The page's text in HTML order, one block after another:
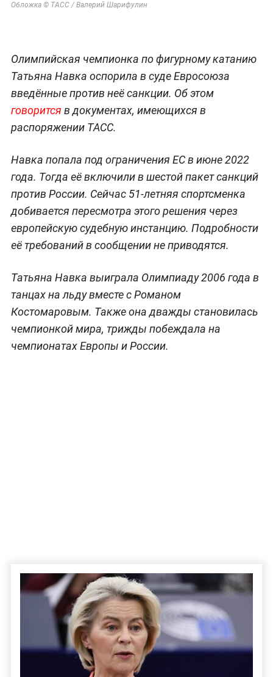
Обложка © ТАСС / Валерий Шарифулин
Олимпийская чемпионка по фигурному катанию
Татьяна Навка оспорила в суде Евросоюза
введённые против неё санкции. Об этом
говорится в документах, имеющихся в
распоряжении ТАСС.
Навка попала под ограничения ЕС в июне 2022
года. Тогда её включили в шестой пакет санкций
против России. Сейчас 51-летняя спортсменка
добивается пересмотра этого решения через
европейскую судебную инстанцию. Подробности
её требований в сообщении не приводятся.
Татьяна Навка выиграла Олимпиаду 2006 года в
танцах на льду вместе с Романом
Костомаровым. Также она дважды становилась
чемпионкой мира, трижды побеждала на
чемпионатах Европы и России.